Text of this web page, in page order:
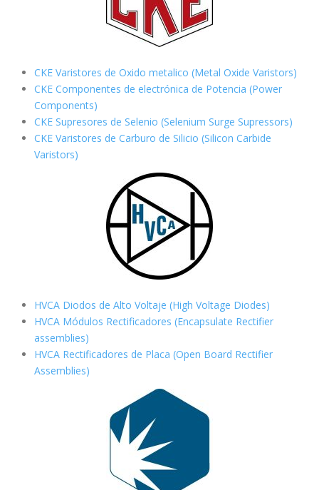
CKE Varistores de Oxido metalico (Metal Oxide Varistors)
CKE Componentes de electrónica de Potencia (Power
Components)
CKE Supresores de Selenio (Selenium Surge Supressors)
CKE Varistores de Carburo de Silicio (Silicon Carbide
Varistors)
HVCA Diodos de Alto Voltaje (High Voltage Diodes)
HVCA Módulos Rectificadores (Encapsulate Rectifier
assemblies)
HVCA Rectificadores de Placa (Open Board Rectifier
Assemblies)